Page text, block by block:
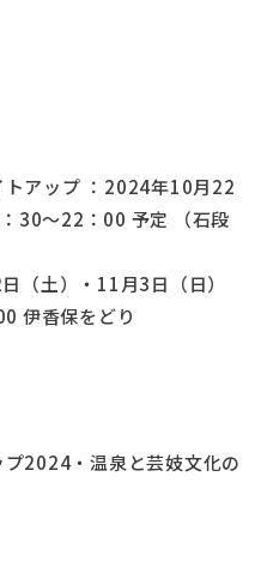
アップ ：2024年10月22
30〜22：00 予定 （石段
（土）・11月3日（日）
伊香保をどり
2024・温泉と芸妓文化の